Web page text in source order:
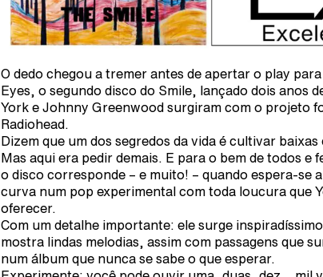
O dedo chegou a tremer antes de apertar o play
Eyes, o segundo disco do Smile, lançado dois anos
York e Johnny Greenwood surgiram com o projeto
Radiohead.
Dizem que um dos segredos da vida é cultivar baixas
Mas aqui era pedir demais. E para o bem de todos e
o disco corresponde – e muito! – quando espera-se
curva num pop experimental com toda loucura que
oferecer.
Com um detalhe importante: ele surge
mostra lindas melodias, assim com passagens que
num álbum que nunca se sabe o que esperar.